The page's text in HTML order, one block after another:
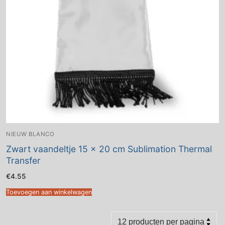
NIEUW BLANCO
Zwart vaandeltje 15 x 20 cm Sublimation Thermal
Transfer
€4.55
Toevoegen aan winkelwagen